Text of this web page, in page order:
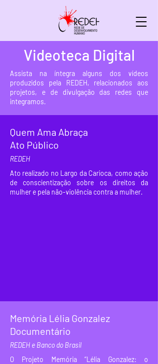
Videoteca Digital
Assista na íntegra alguns dos vídeos
produzidos pela REDEH, relacionados aos
projetos, e de divulgação das redes que
integramos.
Quem Ama Abraça
Ato Público
REDEH
Ato realizado no Largo da Carioca, como ação
de conscientização sobre os direitos da
mulher e pela não-violência contra a mulher.
Memória Lélia Gonzalez
Documentário
REDEH e Banco do Brasil
O Projeto Memória “Lélia Gonzalez: o